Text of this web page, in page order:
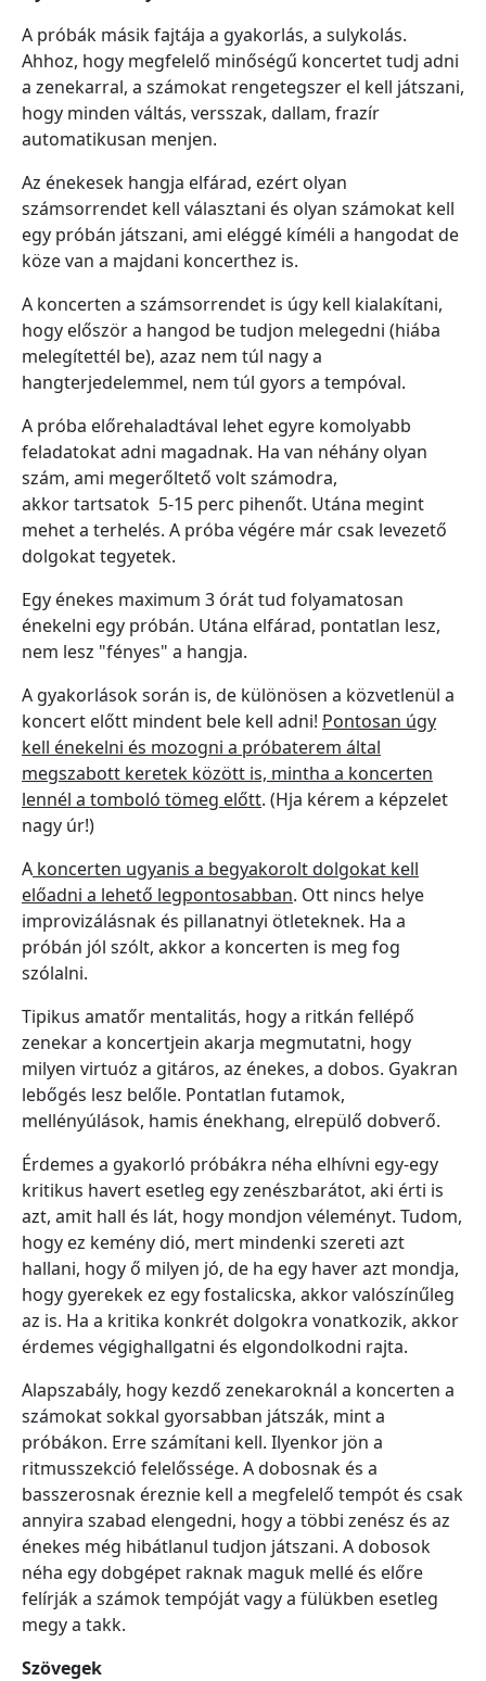
A próbák másik fajtája a gyakorlás, a sulykolás.
Ahhoz, hogy megfelelő minőségű koncertet tudj adni
a zenekarral, a számokat rengetegszer el kell játszani,
hogy minden váltás, versszak, dallam, frazír
automatikusan menjen.
Az énekesek hangja elfárad, ezért olyan
számsorrendet kell választani és olyan számokat kell
egy próbán játszani, ami eléggé kíméli a hangodat de
köze van a majdani koncerthez is.
A koncerten a számsorrendet is úgy kell kialakítani,
hogy először a hangod be tudjon melegedni (hiába
melegítettél be), azaz nem túl nagy a
hangterjedelemmel, nem túl gyors a tempóval.
A próba előrehaladtával lehet egyre komolyabb
feladatokat adni magadnak. Ha van néhány olyan
szám, ami megerőltető volt számodra,
akkor tartsatok 5-15 perc pihenőt. Utána megint
mehet a terhelés. A próba végére már csak levezető
dolgokat tegyetek.
Egy énekes maximum 3 órát tud folyamatosan
énekelni egy próbán. Utána elfárad, pontatlan lesz,
nem lesz "fényes" a hangja.
A gyakorlások során is, de különösen a közvetlenül a
koncert előtt mindent bele kell adni! Pontosan úgy
kell énekelni és mozogni a próbaterem által
megszabott keretek között is, mintha a koncerten
lennél a tomboló tömeg előtt. (Hja kérem a képzelet
nagy úr!)
A koncerten ugyanis a begyakorolt dolgokat kell
előadni a lehető legpontosabban. Ott nincs helye
improvizálásnak és pillanatnyi ötleteknek. Ha a
próbán jól szólt, akkor a koncerten is meg fog
szólalni.
Tipikus amatőr mentalitás, hogy a ritkán fellépő
zenekar a koncertjein akarja megmutatni, hogy
milyen virtuóz a gitáros, az énekes, a dobos. Gyakran
lebőgés lesz belőle. Pontatlan futamok,
mellényúlások, hamis énekhang, elrepülő dobverő.
Érdemes a gyakorló próbákra néha elhívni egy-egy
kritikus havert esetleg egy zenészbarátot, aki érti is
azt, amit hall és lát, hogy mondjon véleményt. Tudom,
hogy ez kemény dió, mert mindenki szereti azt
hallani, hogy ő milyen jó, de ha egy haver azt mondja,
hogy gyerekek ez egy fostalicska, akkor valószínűleg
az is. Ha a kritika konkrét dolgokra vonatkozik, akkor
érdemes végighallgatni és elgondolkodni rajta.
Alapszabály, hogy kezdő zenekaroknál a koncerten a
számokat sokkal gyorsabban játszák, mint a
próbákon. Erre számítani kell. Ilyenkor jön a
ritmusszekció felelőssége. A dobosnak és a
basszerosnak éreznie kell a megfelelő tempót és csak
annyira szabad elengedni, hogy a többi zenész és az
énekes még hibátlanul tudjon játszani. A dobosok
néha egy dobgépet raknak maguk mellé és előre
felírják a számok tempóját vagy a fülükben esetleg
megy a takk.
Szövegek